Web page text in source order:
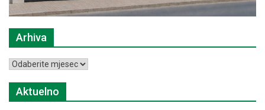
Arhiva
Arhiva
Aktuelno